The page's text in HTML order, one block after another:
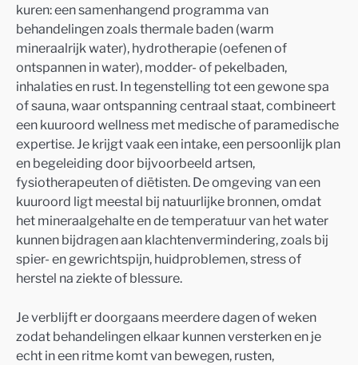
kuren: een samenhangend programma van
behandelingen zoals thermale baden (warm
mineraalrijk water), hydrotherapie (oefenen of
ontspannen in water), modder- of pekelbaden,
inhalaties en rust. In tegenstelling tot een gewone spa
of sauna, waar ontspanning centraal staat, combineert
een kuuroord wellness met medische of paramedische
expertise. Je krijgt vaak een intake, een persoonlijk plan
en begeleiding door bijvoorbeeld artsen,
fysiotherapeuten of diëtisten. De omgeving van een
kuuroord ligt meestal bij natuurlijke bronnen, omdat
het mineraalgehalte en de temperatuur van het water
kunnen bijdragen aan klachtenvermindering, zoals bij
spier- en gewrichtspijn, huidproblemen, stress of
herstel na ziekte of blessure.
Je verblijft er doorgaans meerdere dagen of weken
zodat behandelingen elkaar kunnen versterken en je
echt in een ritme komt van bewegen, rusten,